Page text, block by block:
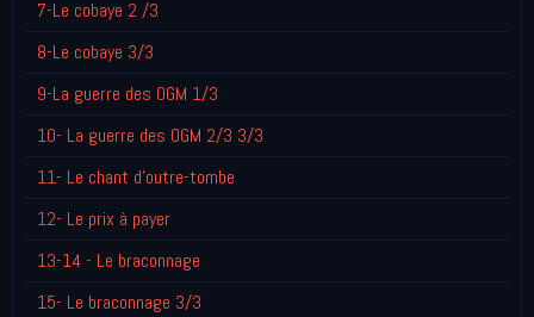
7-Le cobaye 2 /3
8-Le cobaye 3/3
9-La guerre des OGM 1/3
10- La guerre des OGM 2/3 3/3
11- Le chant d'outre-tombe
12- Le prix à payer
13-14 - Le braconnage
15- Le braconnage 3/3